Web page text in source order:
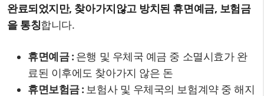
완료되었지만, 찾아가지않고 방치된 휴면예금, 보험금
을 통칭합니다.
휴면예금 : 은행 및 우체국 예금 중 소멸시효가 완
료된 이후에도 찾아가지 않은 돈
휴면보험금 : 보험사 및 우체국의 보험계약 중 해지